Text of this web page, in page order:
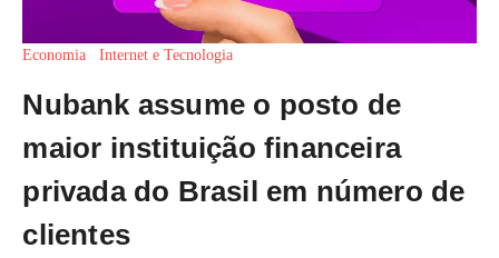
Economia Internet e Tecnologia
Nubank assume o posto de
maior instituição financeira
privada do Brasil em número de
clientes